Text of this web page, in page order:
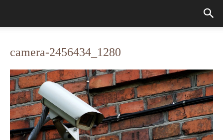
camera-2456434_1280